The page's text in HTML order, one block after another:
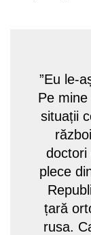
”Eu le-
Pe
situații
doctori
plece
țară
rusa.